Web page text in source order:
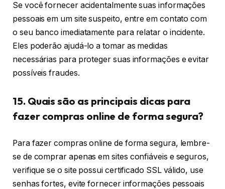
Se você fornecer acidentalmente suas informações
pessoais em um site suspeito, entre em contato com
o seu banco imediatamente para relatar o incidente.
Eles poderão ajudá-lo a tomar as medidas
necessárias para proteger suas informações e evitar
possíveis fraudes.
15. Quais são as principais dicas para
fazer compras online de forma segura?
Para fazer compras online de forma segura, lembre-
se de comprar apenas em sites confiáveis e seguros,
verifique se o site possui certificado SSL válido, use
senhas fortes, evite fornecer informações pessoais